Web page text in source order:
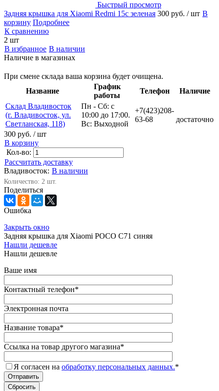
Быстрый просмотр
Задняя крышка для Xiaomi Redmi 15c зеленая 300 руб. / шт В
корзину Подробнее
К сравнению
2 шт
В избранное В наличии
Наличие в магазинах
При смене склада ваша корзина будет очищена.
Название
График
работы
Телефон
Наличие
Склад Владивосток
(г. Владивосток, ул.
Светланская, 118)
Пн - Сб: с
10:00 до 17:00.
Вс: Выходной
+7(423)208-
63-68
достаточно
300 руб. / шт
В корзину
Кол-во:
Рассчитать доставку
Владивосток: В наличии
Количество: 2 шт.
Поделиться
Ошибка
Закрыть окно
Задняя крышка для Xiaomi POCO C71 синяя
Нашли дешевле
Нашли дешевле
Ваше имя
Контактный телефон*
Электронная почта
Название товара*
Ссылка на товар другого магазина*
Я согласен на обработку персональных данных.*